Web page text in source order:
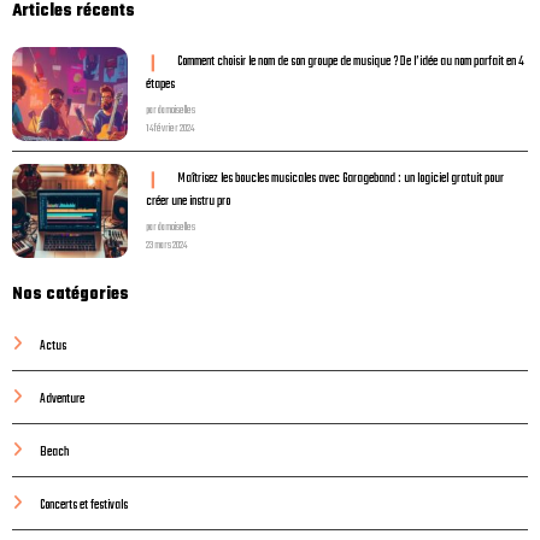
Articles récents
Comment choisir le nom de son groupe de musique ? De l’idée au nom parfait en 4
étapes
par damoiselles
14 février 2024
Maîtrisez les boucles musicales avec Garageband : un logiciel gratuit pour
créer une instru pro
par damoiselles
23 mars 2024
Nos catégories
Actus
Adventure
Beach
Concerts et festivals